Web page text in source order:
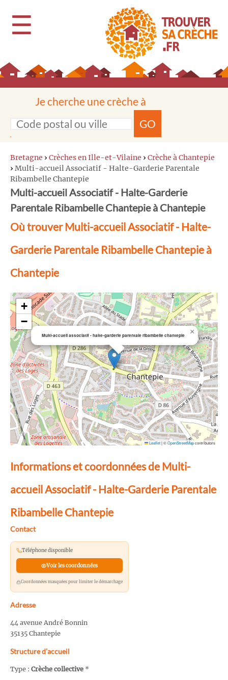
☰
Je cherche une crèche à
GO
Bretagne › Crèches en Ille-et-Vilaine › Crèche à Chantepie
› Multi-accueil Associatif - Halte-Garderie Parentale
Ribambelle Chantepie
Multi-accueil Associatif - Halte-Garderie
Parentale Ribambelle Chantepie à Chantepie
Où trouver Multi-accueil Associatif - Halte-
Garderie Parentale Ribambelle Chantepie à
Chantepie
Multi-accueil associatif - halte-garderie parentale ribambelle chantepie ×
+
−
Leaflet|©OpenStreetMapcontributors
Informations et coordonnées de Multi-
accueil Associatif - Halte-Garderie Parentale
Ribambelle Chantepie
Contact
Téléphone disponible
Voir les coordonnées
Coordonnées masquées pour limiter le démarchage
Adresse
44 avenue André Bonnin
35135 Chantepie
Structure d’accueil
Type : Crèche collective *